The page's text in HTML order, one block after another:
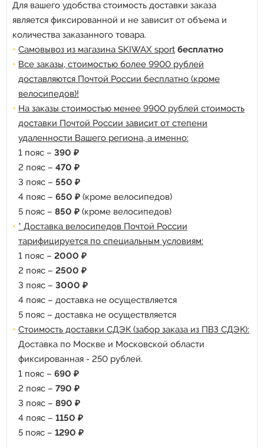
Для вашего удобства стоимость доставки заказа
является фиксированной и не зависит от объема и
количества заказанного товара.
Самовывоз из магазина SKIWAX sport бесплатно
Все заказы, стоимостью более 9900 рублей
доставляются Почтой России бесплатно (кроме
велосипедов)!
На заказы стоимостью менее 9900 рублей стоимость
доставки Почтой России зависит от степени
удаленности Вашего региона, а именно:
1 пояс – 390 ₽
2 пояс – 470 ₽
3 пояс – 550 ₽
4 пояс – 650 ₽ (кроме велосипедов)
5 пояс – 850 ₽ (кроме велосипедов)
* Доставка велосипедов Почтой России
тарифицируется по специальным условиям:
1 пояс – 2000 ₽
2 пояс – 2500 ₽
3 пояс – 3000 ₽
4 пояс – доставка не осуществляется
5 пояс – доставка не осуществляется
Стоимость доставки СДЭК (забор заказа из ПВЗ СДЭК):
Доставка по Москве и Московской области
фиксированная - 250 рублей.
1 пояс – 690 ₽
2 пояс – 790 ₽
3 пояс – 890 ₽
4 пояс – 1150 ₽
5 пояс – 1290 ₽